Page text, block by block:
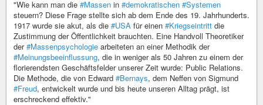
"Wie kann man die #Massen in #demokratischen #Systemen
steuern? Diese Frage stellte sich ab dem Ende des 19. Jahrhunderts.
1917 wurde sie akut, als die #USA für einen #Kriegseintritt die
Zustimmung der Öffentlichkeit brauchten. Eine Handvoll Theoretiker
der#Massenpsychologie arbeiteten an einer Methodik der
#Meinungsbeeinflussung, die in weniger als 50 Jahren zu einem der
florierendsten Geschäftsfelder unserer Zeit wurde: Public Relations.
Die Methode, die von Edward #Bernays, dem Neffen von Sigmund
#Freud, entwickelt wurde und bis heute unseren Alltag prägt, ist
erschreckend effektiv."